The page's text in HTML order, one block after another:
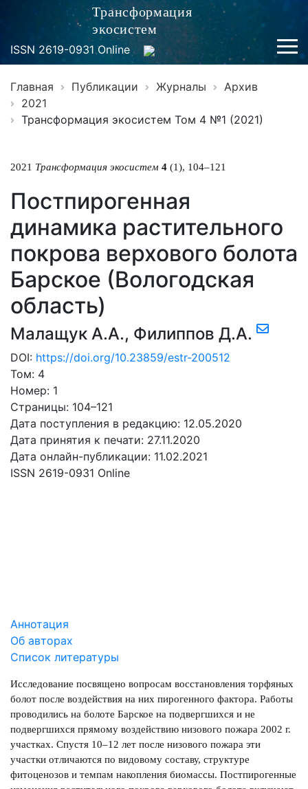
Трансформация
экосистем
ISSN 2619-0931 Online
Главная Публикации Журналы
Архив
2021
Трансформация экосистем Том 4 №1 (2021)
2021 Трансформация экосистем 4 (1), 104–121
Постпирогенная
динамика растительного
покрова верхового болота
Барское (Вологодская
область)
Малащук А.А., Филиппов Д.А.
DOI: https://doi.org/10.23859/estr-200512
Том: 4
Номер: 1
Страницы: 104–121
Дата поступления в редакцию: 12.05.2020
Дата принятия к печати: 27.11.2020
Дата онлайн-публикации: 11.02.2021
ISSN 2619-0931 Online
Аннотация
Об авторах
Список литературы
Исследование посвящено вопросам восстановления торфяных
болот после воздействия на них пирогенного фактора. Работы
проводились на болоте Барское на подвергшихся и не
подвергшихся прямому воздействию низового пожара 2002 г.
участках. Спустя 10–12 лет после низового пожара эти
участки отличаются по видовому составу, структуре
фитоценозов и темпам накопления биомассы. Постпирогенные